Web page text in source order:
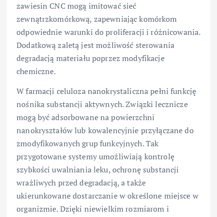
zawiesin CNC mogą imitować sieć
zewnątrzkomórkową, zapewniając komórkom
odpowiednie warunki do proliferacji i różnicowania.
Dodatkową zaletą jest możliwość sterowania
degradacją materiału poprzez modyfikacje
chemiczne.
W farmacji celuloza nanokrystaliczna pełni funkcję
nośnika substancji aktywnych. Związki lecznicze
mogą być adsorbowane na powierzchni
nanokryształów lub kowalencyjnie przyłączane do
zmodyfikowanych grup funkcyjnych. Tak
przygotowane systemy umożliwiają kontrolę
szybkości uwalniania leku, ochronę substancji
wrażliwych przed degradacją, a także
ukierunkowane dostarczanie w określone miejsce w
organizmie. Dzięki niewielkim rozmiarom i